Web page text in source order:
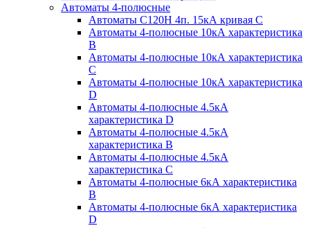
Автоматы 4-полюсные
Автоматы С120H 4п. 15кА кривая C
Автоматы 4-полюсные 10кА характеристика
B
Автоматы 4-полюсные 10кА характеристика
C
Автоматы 4-полюсные 10кА характеристика
D
Автоматы 4-полюсные 4.5кА
характеристика D
Автоматы 4-полюсные 4.5кА
характеристика В
Автоматы 4-полюсные 4.5кА
характеристика С
Автоматы 4-полюсные 6кА характеристика
B
Автоматы 4-полюсные 6кА характеристика
D